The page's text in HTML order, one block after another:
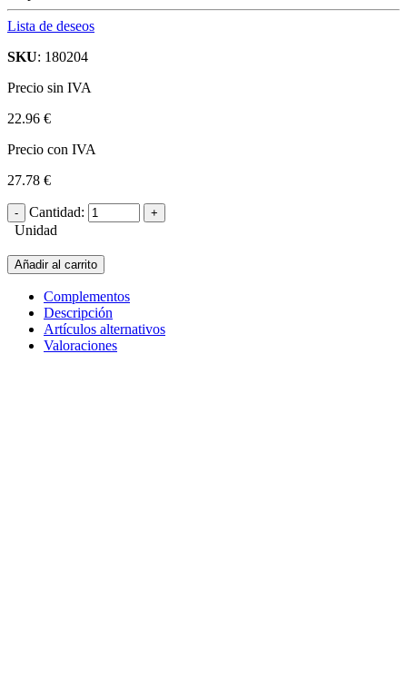
Lista de deseos
SKU: 180204
Precio sin IVA
22.96 €
Precio con IVA
27.78 €
Cantidad:
Unidad
Añadir al carrito
Complementos
Descripción
Artículos alternativos
Valoraciones